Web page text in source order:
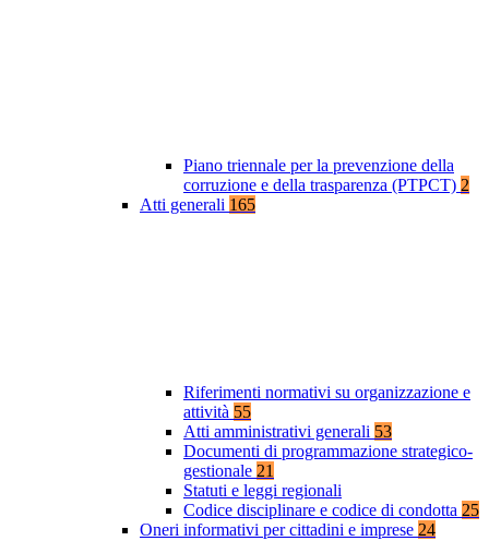
Piano triennale per la prevenzione della
corruzione e della trasparenza (PTPCT) 2
Atti generali 165
Riferimenti normativi su organizzazione e
attività 55
Atti amministrativi generali 53
Documenti di programmazione strategico-
gestionale 21
Statuti e leggi regionali
Codice disciplinare e codice di condotta 25
Oneri informativi per cittadini e imprese 24